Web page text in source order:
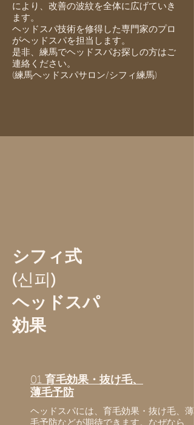
により、改善の波紋を全体に広げていき
ます。
ヘッドスパ技術を修得した専門家のプロ
がヘッドスパを担当します。
​是非、練馬でヘッドスパお探しの方はご
連絡ください。
(練馬ヘッドスパサロン/シフィ練馬)
シフィ式
(신피)
ヘッドスパ
効果
01 育毛効果・抜け毛、
薄毛予防
ヘッドスパには、育毛効果・抜け毛、薄